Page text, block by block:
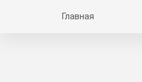
Главная